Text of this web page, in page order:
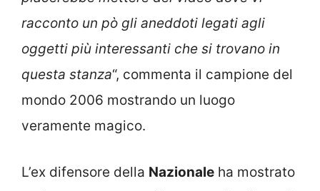
racconto un pò gli aneddoti legati agli
oggetti più interessanti che si trovano in
questa stanza“, commenta il campione del
mondo 2006 mostrando un luogo
veramente magico.
L’ex difensore della Nazionale ha mostrato